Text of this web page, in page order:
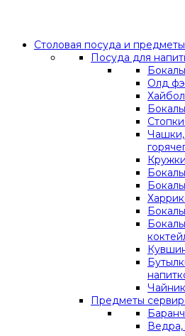
Столовая посуда и
Посуда для
Олд
Чашки,
Предметы
Ведра,